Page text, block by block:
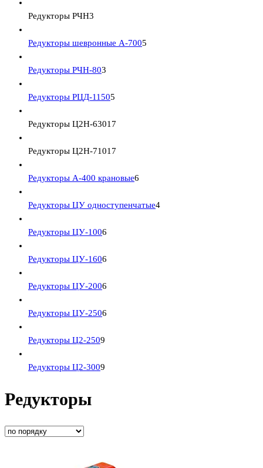
Редукторы РЧН3
Редукторы шевронные А-7005
Редукторы РЧН-803
Редукторы РЦД-11505
Редукторы Ц2Н-63017
Редукторы Ц2Н-71017
Редукторы А-400 крановые6
Редукторы ЦУ одноступенчатые4
Редукторы ЦУ-1006
Редукторы ЦУ-1606
Редукторы ЦУ-2006
Редукторы ЦУ-2506
Редукторы Ц2-2509
Редукторы Ц2-3009
Редукторы